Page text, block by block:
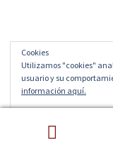
Cookies
Utilizamos "cookies"
usuario y su
información aquí.